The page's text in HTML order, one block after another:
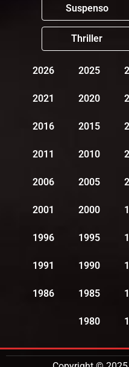
Suspenso
Thriller
2026 2025
2021 2020
2016 2015
2011 2010
2006 2005
2001 2000
1996 1995
1991 1990
1986 1985
1980